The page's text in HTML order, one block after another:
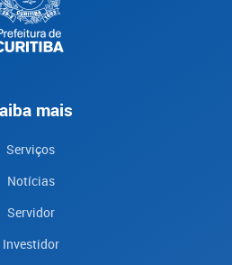
mais
Serviços
Notícias
Servidor
Investidor